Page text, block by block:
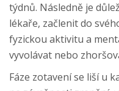
týdnů. Následně je
lékaře, začlenit do
fyzickou aktivitu a
vyvolávat nebo
Fáze zotavení se liší u